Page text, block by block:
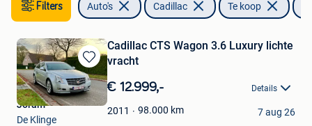
Filters Auto's Cadillac Te koop
Bewaren
in
Mijn
Favorieten
Cadillac CTS Wagon 3.6 Luxury lichte
vracht
€ 12.999,- Details
2011 98.000 km
Joram
De Klinge
7 aug 26